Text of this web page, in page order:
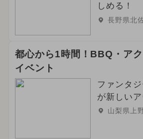
しめる！
長野県北
都心から1時間！BBQ・アク
イベント
ファンタ
が新しい
山梨県上